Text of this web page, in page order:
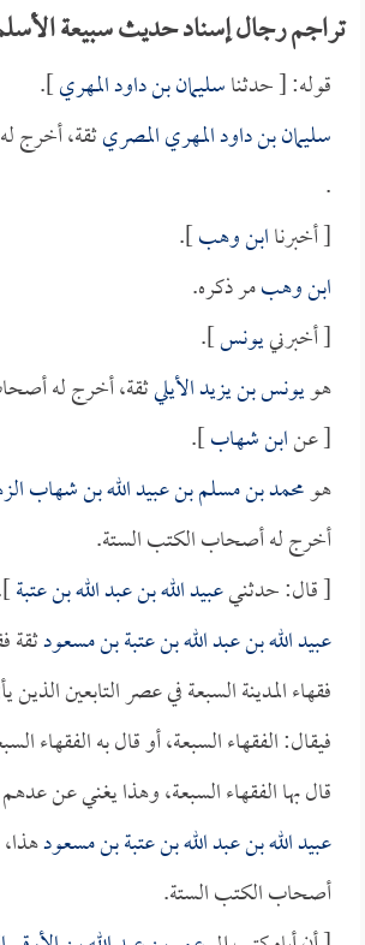
تراجم رجال إسناد حديث سبيعة
قوله: [ حدثناسليمان بن داود المهري].
سليمان بن داود المهري المصريثقة، أخرج
.
[ أخبرناابن وهب].
ابن وهبمر ذكره.
[ أخبرنييونس].
هويونس بن يزيد الأيليثقة، أخرج له
[ عنابن شهاب].
هومحمد بن مسلم بن عبيد الله بن شهاب
أخرج له أصحاب الكتب الستة.
[ قال: حدثنيعبيد الله بن عبد الله بن عتبة
عبيد الله بن عبد الله بن عتبة بن مسعودثقة
فقهاء المدينة السبعة في عصر التابعين الذين
فيقال: الفقهاء السبعة، أو قال به الفقهاء
قال بها الفقهاء السبعة، وهذا يغني عن
عبيد الله بن عبد الله بن عتبة بن مسعود
أصحاب الكتب الستة.